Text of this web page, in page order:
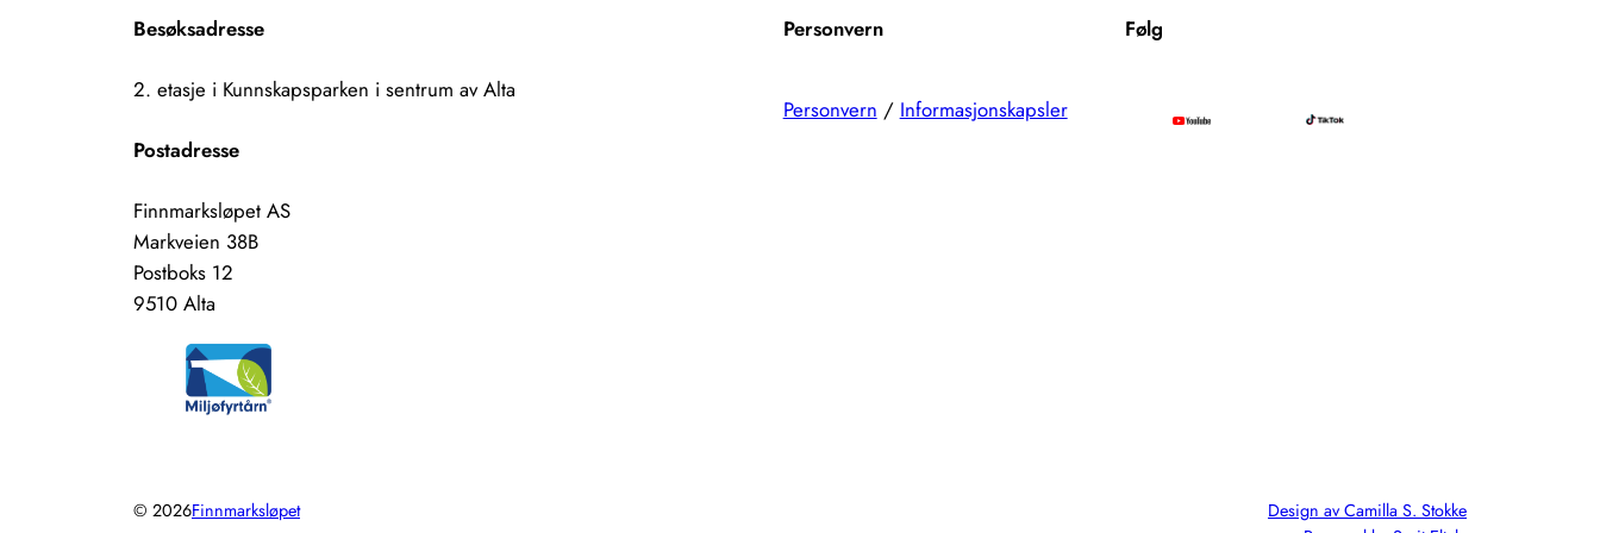
Besøksadresse
2. etasje i Kunnskapsparken i sentrum av Alta
Postadresse
Finnmarksløpet AS
Markveien 38B
Postboks 12
9510 Alta
Personvern
Personvern / Informasjonskapsler
Følg
© 2026Finnmarksløpet
Design av Camilla S. Stokke